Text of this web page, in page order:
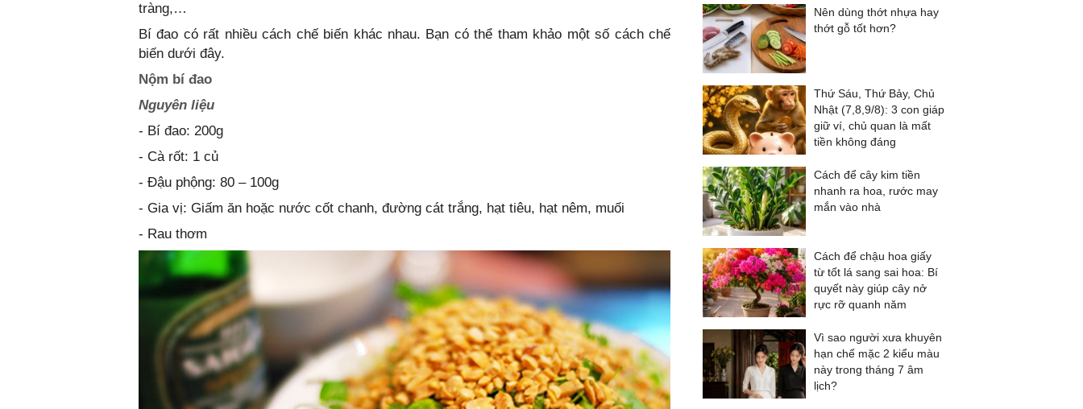
tràng,…
Bí đao có rất nhiều cách chế biến khác nhau. Bạn có thể tham khảo một số cách chế
biến dưới đây.
Nộm bí đao
Nguyên liệu
- Bí đao: 200g
- Cà rốt: 1 củ
- Đậu phộng: 80 – 100g
- Gia vị: Giấm ăn hoặc nước cốt chanh, đường cát trắng, hạt tiêu, hạt nêm, muối
- Rau thơm
Nên dùng thớt nhựa hay
thớt gỗ tốt hơn?
Thứ Sáu, Thứ Bảy, Chủ
Nhật (7,8,9/8): 3 con giáp
giữ ví, chủ quan là mất
tiền không đáng
Cách để cây kim tiền
nhanh ra hoa, rước may
mắn vào nhà
Cách để chậu hoa giấy
từ tốt lá sang sai hoa: Bí
quyết này giúp cây nở
rực rỡ quanh năm
Vì sao người xưa khuyên
hạn chế mặc 2 kiểu màu
này trong tháng 7 âm
lịch?